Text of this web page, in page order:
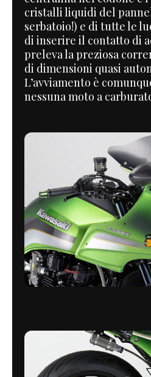
cristalli liquidi del
serbatoio!) e di tutte le
di inserire il contatto di
preleva la preziosa
di dimensioni quasi
L’avviamento è
nessuna moto a